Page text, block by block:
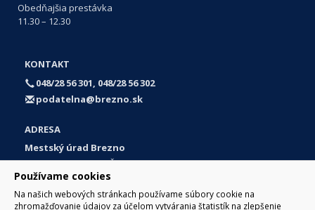
Používame cookies
Na našich webových stránkach používame súbory cookie na
zhromažďovanie údajov za účelom vytvárania štatistík na zlepšenie
Obedňajšia prestávka
11.30 – 12.30
KONTAKT
048/28 56 301, 048/28 56 302
podatelna@brezno.sk
ADRESA
Mestský úrad Brezno
Námestie gen. M. R. Štefánika 1
977 01 Brezno
Slovakia (Slovak Republic)